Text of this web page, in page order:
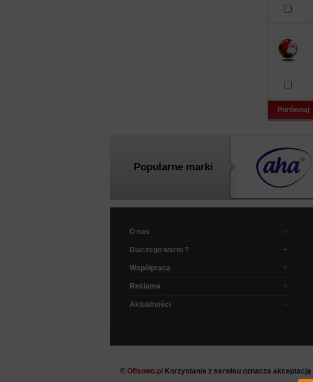
Porównaj
Popularne marki
O nas
Dlaczego warto ?
Współpraca
Reklama
Aktualności
© Ofisowo.pl Korzystanie z serwisu oznacza akceptację